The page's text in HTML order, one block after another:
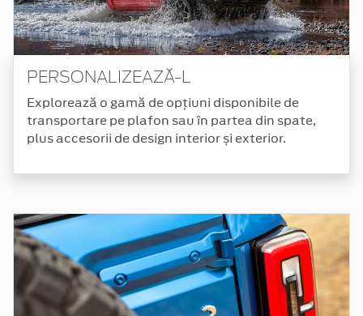
PERSONALIZEAZĂ-L
Explorează o gamă de opțiuni disponibile de
transportare pe plafon sau în partea din spate,
plus accesorii de design interior și exterior.